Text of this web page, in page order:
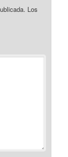
Los